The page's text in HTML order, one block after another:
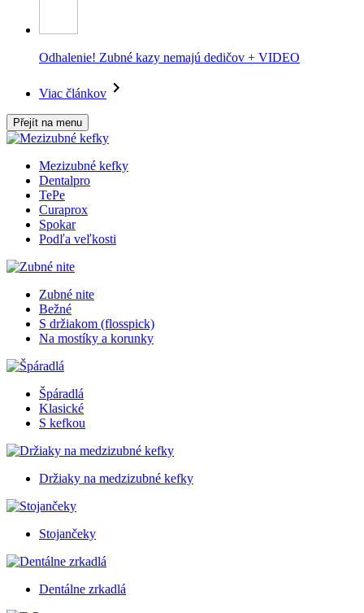
Odhalenie! Zubné kazy nemajú dedičov + VIDEO
Viac článkov
Přejít na menu
Mezizubné kefky
Dentalpro
TePe
Curaprox
Spokar
Podľa veľkosti
Zubné nite
Bežné
S držiakom (flosspick)
Na mostíky a korunky
Špáradlá
Klasické
S kefkou
Držiaky na medzizubné kefky
Stojančeky
Dentálne zrkadlá